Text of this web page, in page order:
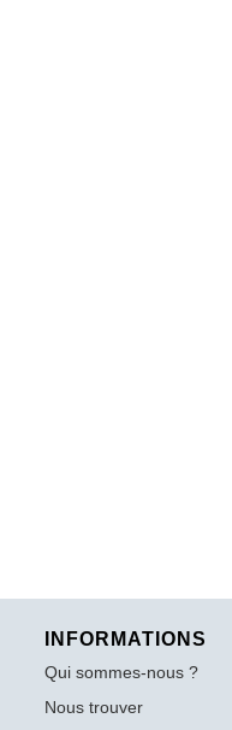
INFORMATIONS
Qui sommes-nous ?
Nous trouver